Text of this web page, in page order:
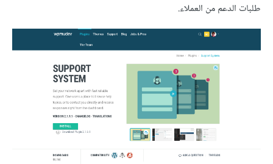
طلبات الدعم من العملاء.